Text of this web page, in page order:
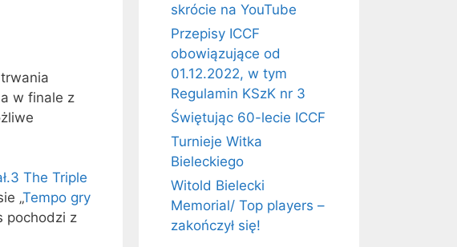
w finale z
The Triple
„Tempo gry
pochodzi z
skrócie na YouTube
Przepisy ICCF
obowiązujące od
01.12.2022, w tym
Regulamin KSzK nr 3
Świętując 60-lecie ICCF
Turnieje Witka
Bieleckiego
Witold Bielecki
Memorial/ Top players –
zakończył się!